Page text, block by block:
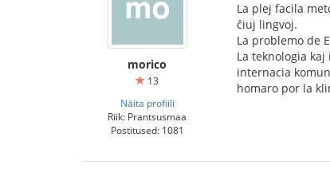
morico
13
Näita profiili
Riik: Prantsusmaa
Postitused: 1081
La plej facila
ĉiuj lingvoj.
La problemo de
La teknologia
internacia
homaro por la